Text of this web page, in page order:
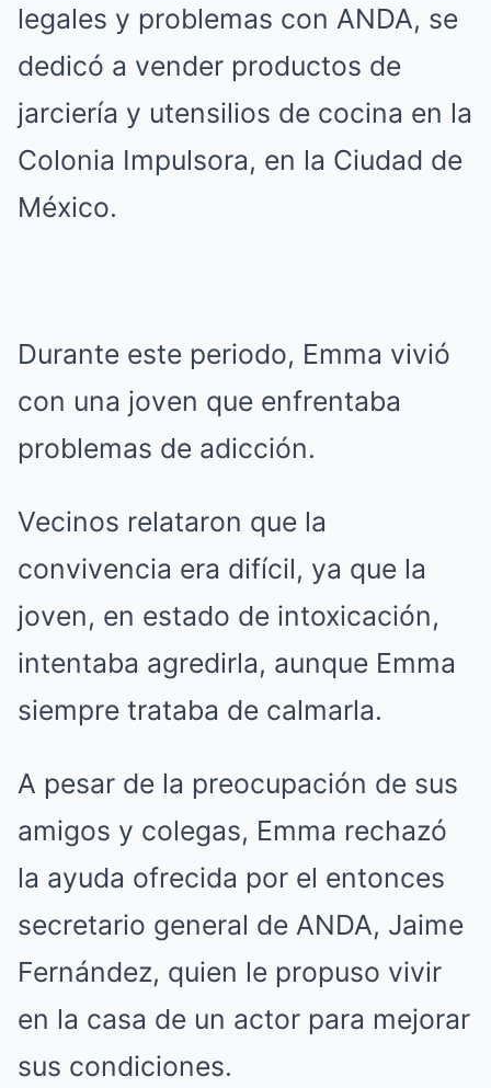
legales y problemas con ANDA, se
dedicó a vender productos de
jarciería y utensilios de cocina en la
Colonia Impulsora, en la Ciudad de
México.
Durante este periodo, Emma vivió
con una joven que enfrentaba
problemas de adicción.
Vecinos relataron que la
convivencia era difícil, ya que la
joven, en estado de intoxicación,
intentaba agredirla, aunque Emma
siempre trataba de calmarla.
A pesar de la preocupación de sus
amigos y colegas, Emma rechazó
la ayuda ofrecida por el entonces
secretario general de ANDA, Jaime
Fernández, quien le propuso vivir
en la casa de un actor para mejorar
sus condiciones.